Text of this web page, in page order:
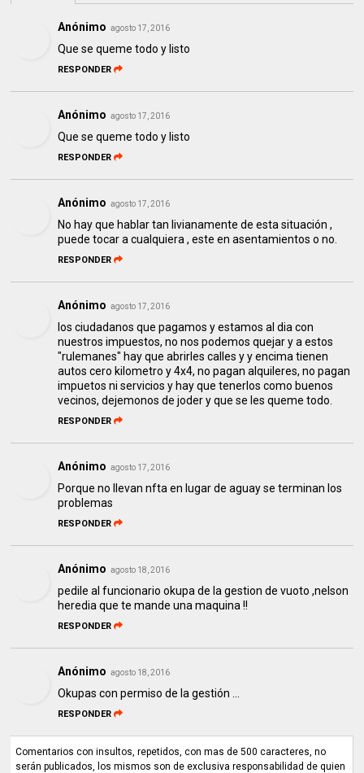
Anónimo agosto 17, 2016
Que se queme todo y listo
RESPONDER
Anónimo agosto 17, 2016
Que se queme todo y listo
RESPONDER
Anónimo agosto 17, 2016
No hay que hablar tan livianamente de esta situación ,
puede tocar a cualquiera , este en asentamientos o no.
RESPONDER
Anónimo agosto 17, 2016
los ciudadanos que pagamos y estamos al dia con
nuestros impuestos, no nos podemos quejar y a estos
"rulemanes" hay que abrirles calles y y encima tienen
autos cero kilometro y 4x4, no pagan alquileres, no pagan
impuetos ni servicios y hay que tenerlos como buenos
vecinos, dejemonos de joder y que se les queme todo.
RESPONDER
Anónimo agosto 17, 2016
Porque no llevan nfta en lugar de aguay se terminan los
problemas
RESPONDER
Anónimo agosto 18, 2016
pedile al funcionario okupa de la gestion de vuoto ,nelson
heredia que te mande una maquina !!
RESPONDER
Anónimo agosto 18, 2016
Okupas con permiso de la gestión ...
RESPONDER
Comentarios con insultos, repetidos, con mas de 500 caracteres, no
serán publicados, los mismos son de exclusiva responsabilidad de quien